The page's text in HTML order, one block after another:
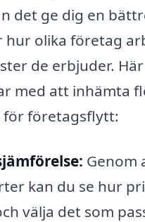
det ge dig en
hur olika företag
de erbjuder.
med att inhämta
företagsflytt:
Genom
kan du se hur
välja det som